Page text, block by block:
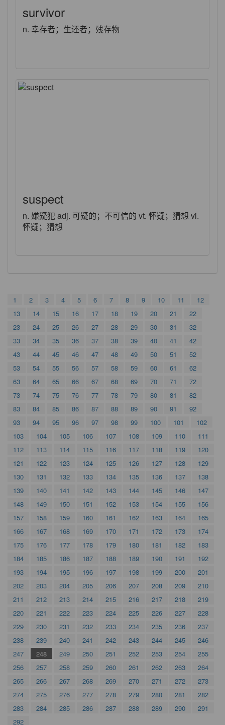
survivor
n. 幸存者；生还者；残存物
suspect
n. 嫌疑犯 adj. 可疑的；不可信的 vt. 怀疑；猜想 vi.
怀疑；猜想
1 2 3 4 5 6 7 8 9 10 11
12
13
14 15 16 17 18 19 20 21
22
23
24 25 26 27 28 29 30 31
32
33
34 35 36 37 38 39 40 41
42
43
44 45 46 47 48 49 50 51
52
53
54 55 56 57 58 59 60 61
62
63
64 65 66 67 68 69 70 71
72
73
74 75 76 77 78 79 80 81
82
83
84 85 86 87 88 89 90 91
92
93
94 95 96 97 98 99 100 101
102
103
104 105 106 107 108 109 110
111
112
113 114 115 116 117 118 119
120
121
122 123 124 125 126 127 128
129
130
131 132 133 134 135 136 137
138
139
140 141 142 143 144 145 146
147
148
149 150 151 152 153 154 155
156
157
158 159 160 161 162 163 164
165
166
167 168 169 170 171 172 173
174
175
176 177 178 179 180 181 182
183
184
185 186 187 188 189 190 191
192
193
194 195 196 197 198 199 200
201
202
203 204 205 206 207 208 209
210
211
212 213 214 215 216 217 218
219
220
221 222 223 224 225 226 227
228
229
230 231 232 233 234 235 236
237
238
239 240 241 242 243 244 245
246
247
248 249 250 251 252 253 254
255
256
257 258 259 260 261 262 263
264
265
266 267 268 269 270 271 272
273
274
275 276 277 278 279 280 281
282
283
284 285 286 287 288 289 290
291
292